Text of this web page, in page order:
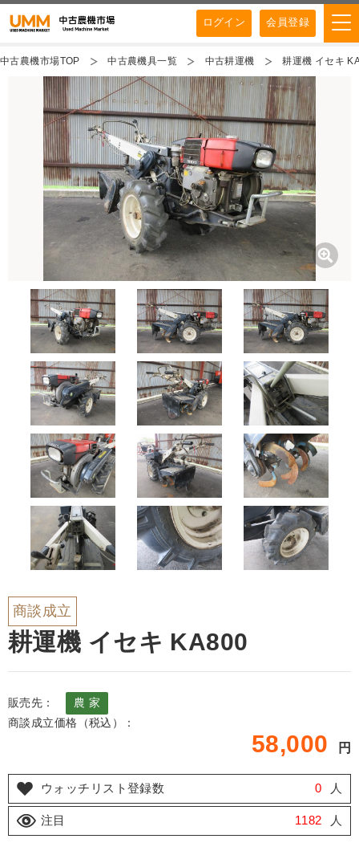
ログイン 会員登録
中古農機市場TOP 中古農機具一覧 中古耕運機 耕運機 イセキ
商談成立
耕運機 イセキ KA800
販売先：
農 家
商談成立価格（税込）：
58,000 円
ウォッチリスト登録数 0 人
注目 1182 人